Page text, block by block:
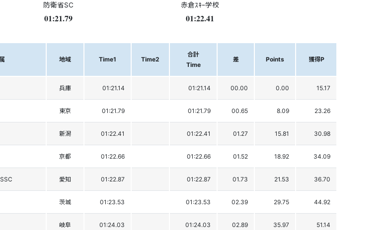
防衛省SC
01:21.79
赤倉ｽｷｰ学校
01:22.41
地域 Time1 Time2
合計
Time
差 Points 獲得P
兵庫 01:21.14 01:21.14 00.00 0.00 15.17
東京 01:21.79 01:21.79 00.65 8.09 23.26
新潟 01:22.41 01:22.41 01.27 15.81 30.98
京都 01:22.66 01:22.66 01.52 18.92 34.09
愛知 01:22.87 01:22.87 01.73 21.53 36.70
茨城 01:23.53 01:23.53 02.39 29.75 44.92
岐阜 01:24.03 01:24.03 02.89 35.97 51.14